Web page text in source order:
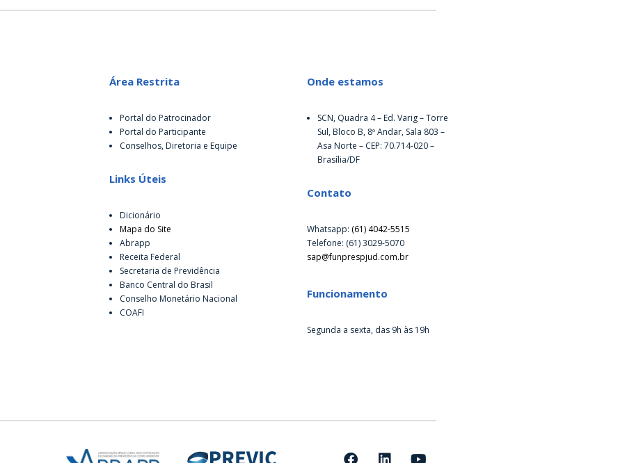
Área Restrita
Portal do Patrocinador
Portal do Participante
Conselhos, Diretoria e Equipe
Links Úteis
Dicionário
Mapa do Site
Abrapp
Receita Federal
Secretaria de Previdência
Banco Central do Brasil
Conselho Monetário Nacional
COAFI
Onde estamos
SCN, Quadra 4 – Ed. Varig – Torre
Sul, Bloco B, 8º Andar, Sala 803 –
Asa Norte – CEP: 70.714-020 –
Brasília/DF
Contato
Whatsapp: (61) 4042-5515
Telefone: (61) 3029-5070
sap@funprespjud.com.br
Funcionamento
Segunda a sexta, das 9h às 19h